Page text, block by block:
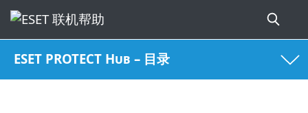
ESET PROTECT Hub – 目录